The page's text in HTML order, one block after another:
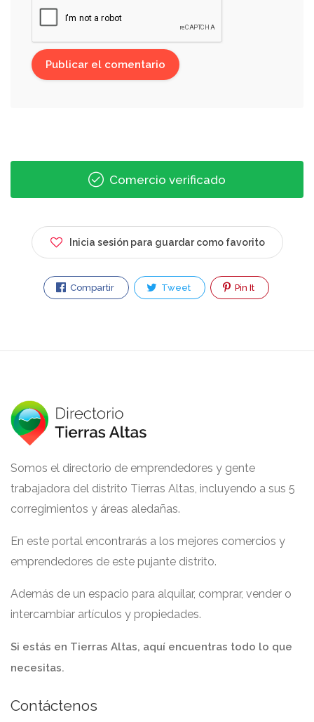
Comercio verificado
Inicia sesión para guardar como favorito
Compartir Tweet Pin It
Somos el directorio de emprendedores y gente
trabajadora del distrito Tierras Altas, incluyendo a sus 5
corregimientos y áreas aledañas.
En este portal encontrarás a los mejores comercios y
emprendedores de este pujante distrito.
Además de un espacio para alquilar, comprar, vender o
intercambiar artículos y propiedades.
Si estás en Tierras Altas, aquí encuentras todo lo que
necesitas.
Contáctenos